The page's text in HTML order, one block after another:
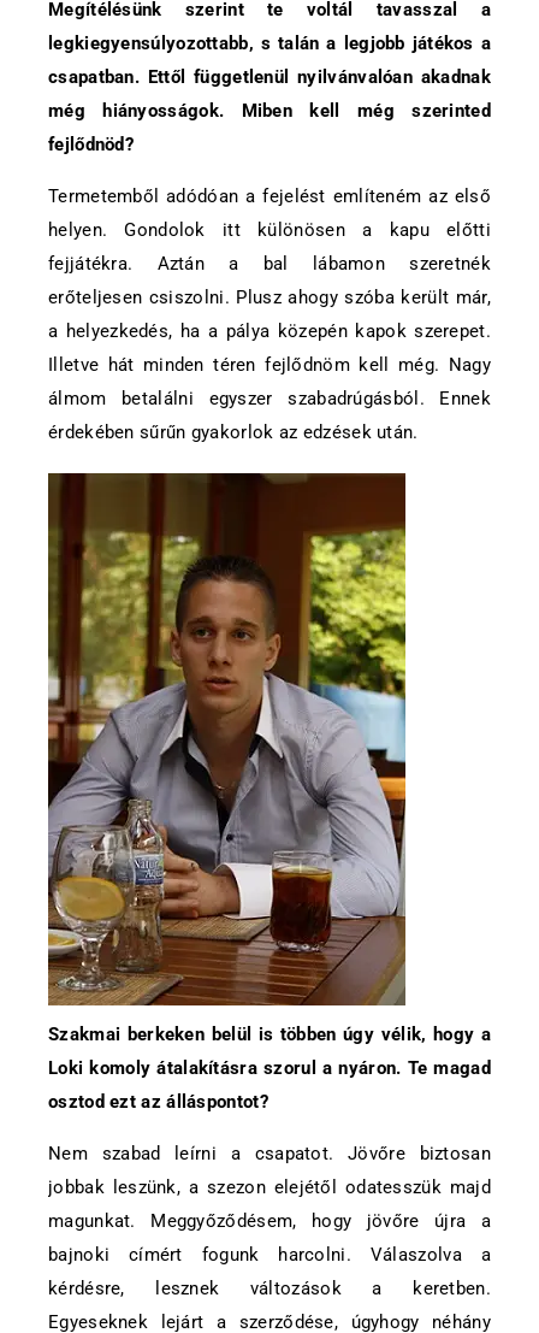
Megítélésünk szerint te voltál tavasszal a
legkiegyensúlyozottabb, s talán a legjobb játékos a
csapatban. Ettől függetlenül nyilvánvalóan akadnak
még hiányosságok. Miben kell még szerinted
fejlődnöd?
Termetemből adódóan a fejelést említeném az első
helyen. Gondolok itt különösen a kapu előtti
fejjátékra. Aztán a bal lábamon szeretnék
erőteljesen csiszolni. Plusz ahogy szóba került már,
a helyezkedés, ha a pálya közepén kapok szerepet.
Illetve hát minden téren fejlődnöm kell még. Nagy
álmom betalálni egyszer szabadrúgásból. Ennek
érdekében sűrűn gyakorlok az edzések után.
Szakmai berkeken belül is többen úgy vélik, hogy a
Loki komoly átalakításra szorul a nyáron. Te magad
osztod ezt az álláspontot?
Nem szabad leírni a csapatot. Jövőre biztosan
jobbak leszünk, a szezon elejétől odatesszük majd
magunkat. Meggyőződésem, hogy jövőre újra a
bajnoki címért fogunk harcolni. Válaszolva a
kérdésre, lesznek változások a keretben.
Egyeseknek lejárt a szerződése, úgyhogy néhány